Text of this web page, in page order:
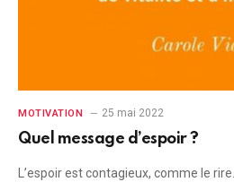
MOTIVATION 25 mai 2022
Quel message d’espoir ?
L’espoir est contagieux, comme le